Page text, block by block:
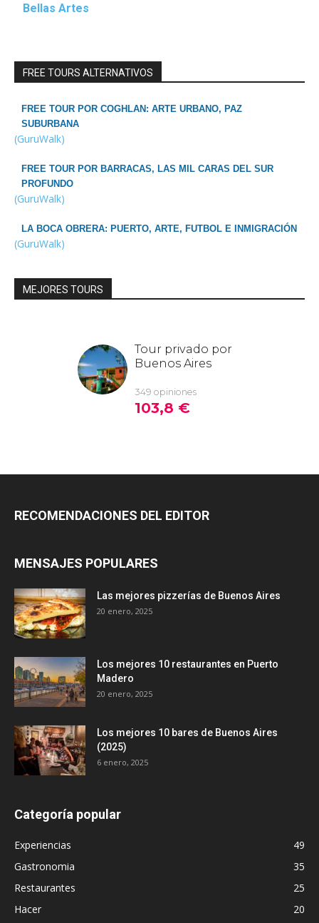
Bellas Artes
FREE TOURS ALTERNATIVOS
FREE TOUR POR COGHLAN: ARTE URBANO, PAZ
SUBURBANA
(GuruWalk)
FREE TOUR POR BARRACAS, LAS MIL CARAS DEL SUR
PROFUNDO
(GuruWalk)
LA BOCA OBRERA: PUERTO, ARTE, FUTBOL E INMIGRACIÓN
(GuruWalk)
MEJORES TOURS
RECOMENDACIONES DEL EDITOR
MENSAJES POPULARES
Las mejores pizzerías de Buenos Aires
20 enero, 2025
Los mejores 10 restaurantes en Puerto
Madero
20 enero, 2025
Los mejores 10 bares de Buenos Aires
(2025)
6 enero, 2025
Categoría popular
Experiencias
49
Gastronomia
35
Restaurantes
25
Hacer
20